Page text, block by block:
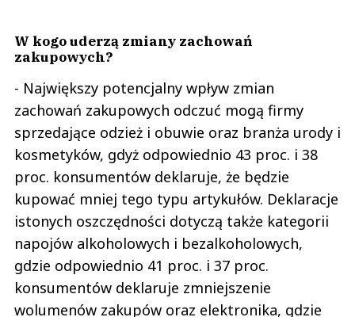
W kogo uderzą zmiany zachowań
zakupowych?
- Największy potencjalny wpływ zmian
zachowań zakupowych odczuć mogą firmy
sprzedające odzież i obuwie oraz branża urody i
kosmetyków, gdyż odpowiednio 43 proc. i 38
proc. konsumentów deklaruje, że będzie
kupować mniej tego typu artykułów. Deklaracje
istonych oszczędności dotyczą także kategorii
napojów alkoholowych i bezalkoholowych,
gdzie odpowiednio 41 proc. i 37 proc.
konsumentów deklaruje zmniejszenie
wolumenów zakupów oraz elektronika, gdzie